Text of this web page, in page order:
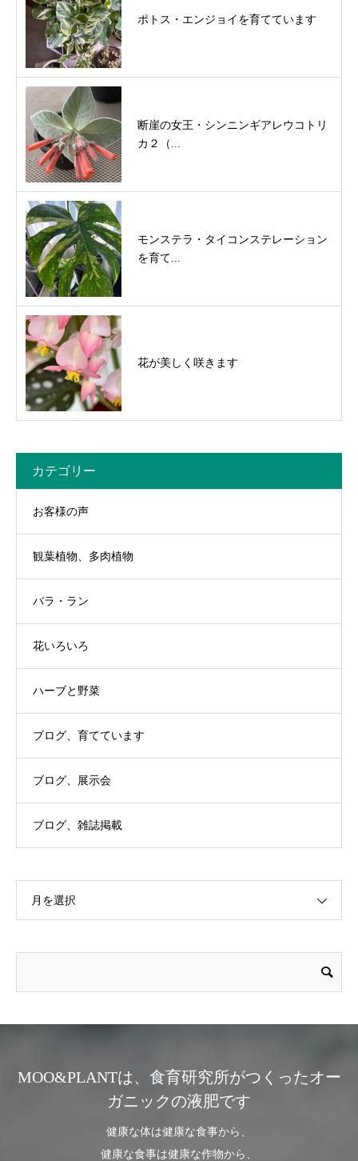
ポトス・エンジョイを育てています
断崖の女王・シンニンギアレウコトリ
カ２（...
モンステラ・タイコンステレーション
を育て...
花が美しく咲きます
カテゴリー
お客様の声
観葉植物、多肉植物
バラ・ラン
花いろいろ
ハーブと野菜
ブログ、育てています
ブログ、展示会
ブログ、雑誌掲載
月を選択
MOO&PLANTは、食育研究所がつくったオー
ガニックの液肥です
健康な体は健康な食事から、
健康な食事は健康な作物から、